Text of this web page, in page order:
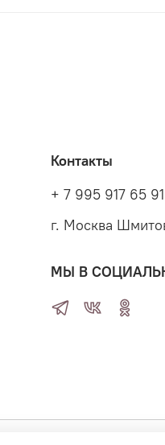
Контакты
+ 7 995 917 65 91
г. Москва
МЫ В